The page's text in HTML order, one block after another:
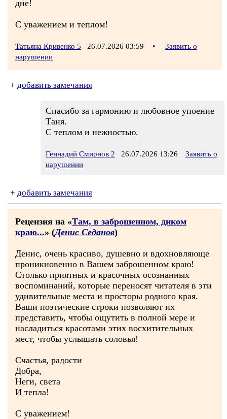
дне!
С уважением и теплом!
Татьяна Кривенко 5 26.07.2026 03:59 •
Заявить о
нарушении
+ добавить замечания
Спасибо за гармонию и любовное упоение
Таня.
С теплом и нежностью.
Геннадий Смирнов 2 26.07.2026 13:26
Заявить о
нарушении
+ добавить замечания
Рецензия на «Там, в заброшенном, диком
краю...» (Денис Седанов)
Денис, очень красиво, душевно и вдохновляюще
проникновенно в Вашем заброшенном краю!
Столько приятных и красочных осознанных
воспоминаний, которые переносят читателя в эти
удивительные места и просторы родного края.
Ваши поэтические строки позволяют их
представить, чтобы ощутить в полной мере и
насладиться красотами этих восхитительных
мест, чтобы услышать соловья!
Счастья, радости
Добра,
Неги, света
И тепла!
С уважением!